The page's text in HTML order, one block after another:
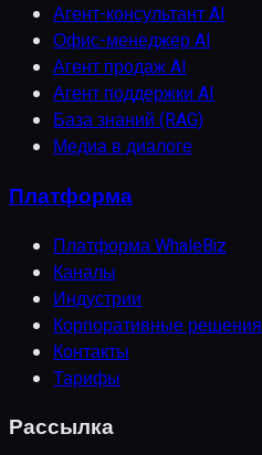
Агент-консультант AI
Офис-менеджер AI
Агент продаж AI
Агент поддержки AI
База знаний (RAG)
Медиа в диалоге
Платформа
Платформа WhaleBiz
Каналы
Индустрии
Корпоративные решения
Контакты
Тарифы
Рассылка